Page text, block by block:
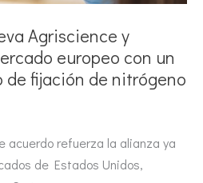
Agriscience y
europeo con un
fijación de nitrógeno
acuerdo refuerza la alianza ya
de Estados Unidos,